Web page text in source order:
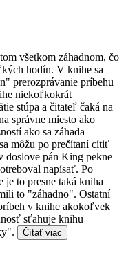
všetkom záhadnom, čo
hodín. V knihe sa
prerozprávanie príbehu
niekoľkokrát
stúpa a čitateľ čaká na
správne miesto ako
ako sa záhada
môžu po prečítaní cítiť
doslove pán King pekne
napísať. Po
je to presne taká kniha
to "záhadno". Ostatní
v knihe akokoľvek
sťahuje knihu
Čítať viac